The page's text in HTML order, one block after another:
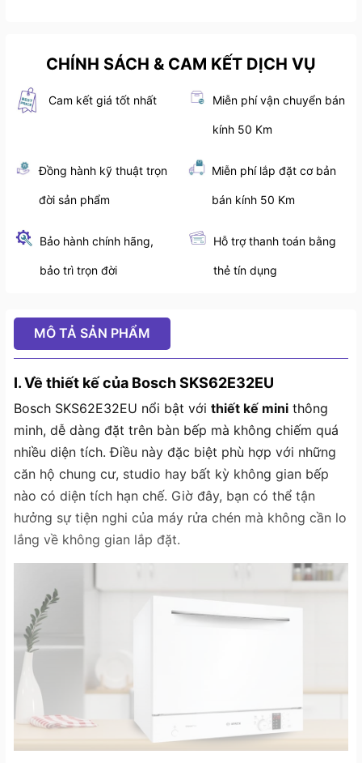
CHÍNH SÁCH & CAM KẾT DỊCH VỤ
Cam kết giá tốt nhất Miễn phí vận chuyển bán
kính 50 Km
Đồng hành kỹ thuật trọn
đời sản phẩm
Miễn phí lắp đặt cơ bản
bán kính 50 Km
Bảo hành chính hãng,
bảo trì trọn đời
Hỗ trợ thanh toán bằng
thẻ tín dụng
MÔ TẢ SẢN PHẨM
I. Về thiết kế của Bosch SKS62E32EU
Bosch SKS62E32EU nổi bật với thiết kế mini thông
minh, dễ dàng đặt trên bàn bếp mà không chiếm quá
nhiều diện tích. Điều này đặc biệt phù hợp với những
căn hộ chung cư, studio hay bất kỳ không gian bếp
nào có diện tích hạn chế. Giờ đây, bạn có thể tận
hưởng sự tiện nghi của máy rửa chén mà không cần lo
lắng về không gian lắp đặt.